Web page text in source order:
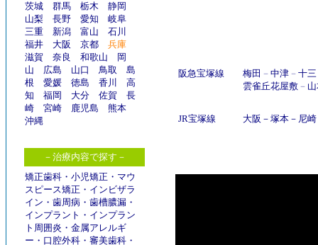
茨城
群馬 栃木
静岡
山梨
長野 愛知
岐阜
三重
新潟 富山
石川
福井
大阪 京都
兵庫
滋賀
奈良 和歌山
岡
山
広島 山口 鳥取
島
根
愛媛 徳島 香川
高
知
福岡 大分 佐賀
長
崎
宮崎 鹿児島
熊本
沖縄
－治療内容で探す－
矯正歯科 ・ 小児矯正 ・ マウ
スピース矯正 ・ インビザラ
イン ・ 歯周病 ・ 歯槽膿漏 ・
インプラント ・ インプラン
ト周囲炎 ・ 金属アレルギ
ー ・ 口腔外科 ・ 審美歯科 ・
阪急宝塚線 梅田 － 中津－ 十三
雲雀丘花屋敷－
JR宝塚線 大阪 － 塚本－ 尼崎